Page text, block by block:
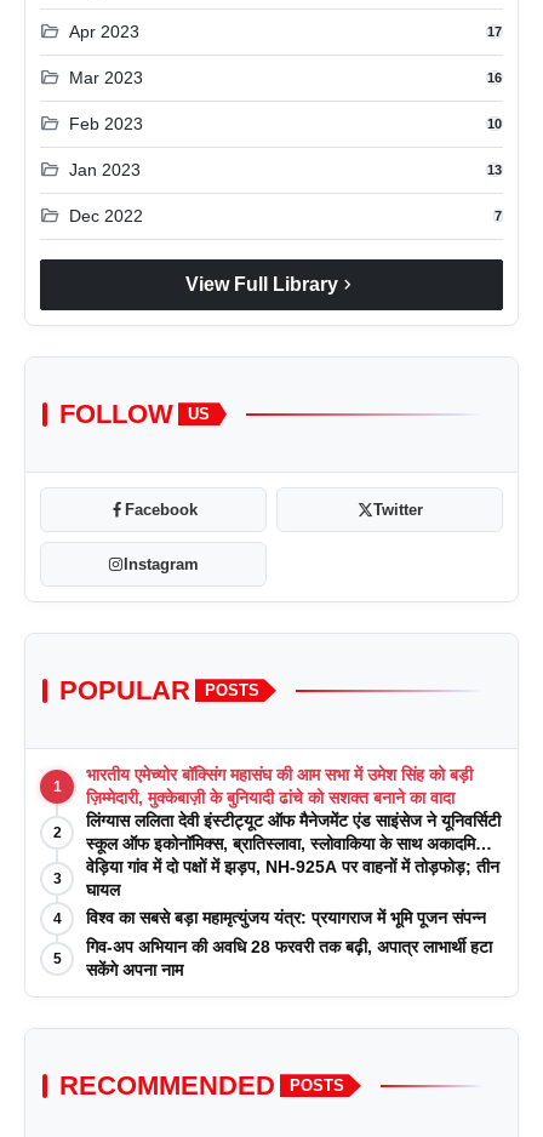
folder_open Apr 2023 17
folder_open Mar 2023 16
folder_open Feb 2023 10
folder_open Jan 2023 13
folder_open Dec 2022 7
View Full Library chevron_right
FOLLOW US
Facebook Twitter
Instagram
POPULAR POSTS
1
भारतीय एमेच्योर बॉक्सिंग महासंघ की आम सभा में उमेश सिंह को बड़ी
ज़िम्मेदारी, मुक्केबाज़ी के बुनियादी ढांचे को सशक्त बनाने का वादा
2
लिंग्यास ललिता देवी इंस्टीट्यूट ऑफ मैनेजमेंट एंड साइंसेज ने यूनिवर्सिटी
स्कूल ऑफ इकोनॉमिक्स, ब्रातिस्लावा, स्लोवाकिया के साथ अकादमिक
पत्रिकाओं में प्रकाशन रणनीतियों पर एक दिवसीय कार्यशाला का
आयोजन किया
3
वेड़िया गांव में दो पक्षों में झड़प, NH-925A पर वाहनों में तोड़फोड़; तीन
घायल
4 विश्व का सबसे बड़ा महामृत्युंजय यंत्र: प्रयागराज में भूमि पूजन संपन्न
5
गिव-अप अभियान की अवधि 28 फरवरी तक बढ़ी, अपात्र लाभार्थी हटा
सकेंगे अपना नाम
RECOMMENDED POSTS